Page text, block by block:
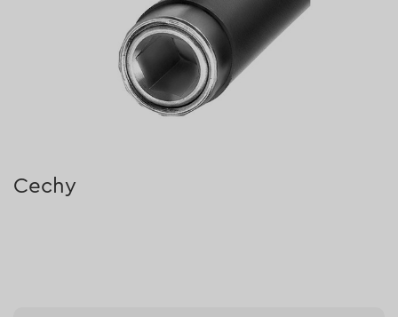
Cechy